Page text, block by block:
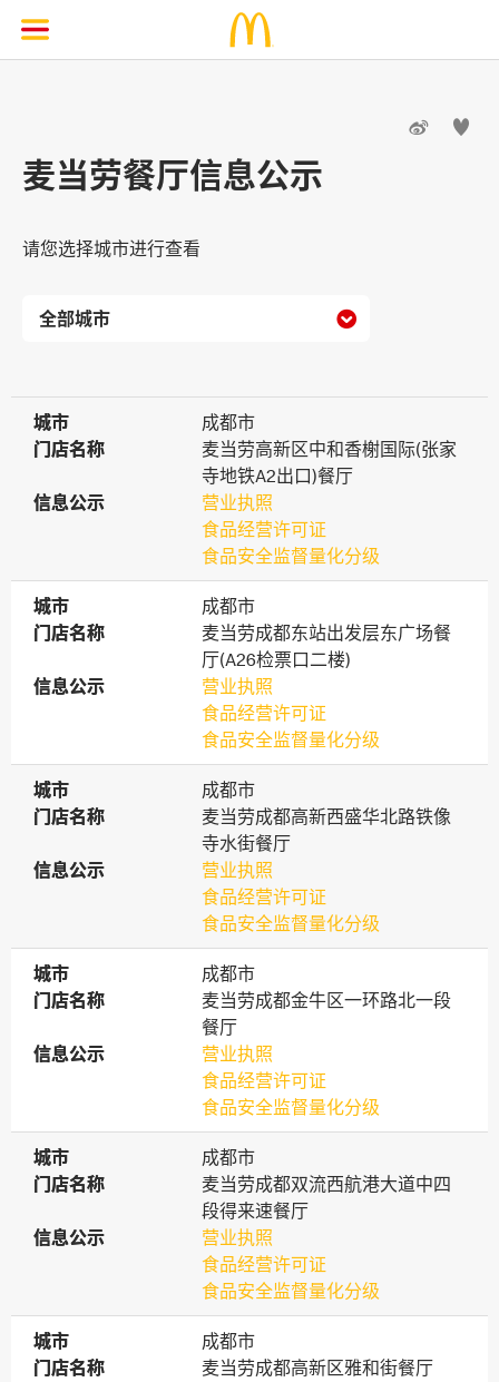
 
麦当劳餐厅信息公示
请您选择城市进行查看

城市
城市
成都市
门店名称
门店名称
麦当劳高新区中和香榭国际(张家
寺地铁A2出口)餐厅
信息公示
信息公示
营业执照
食品经营许可证
食品安全监督量化分级
城市
城市
成都市
门店名称
门店名称
麦当劳成都东站出发层东广场餐
厅(A26检票口二楼)
信息公示
信息公示
营业执照
食品经营许可证
食品安全监督量化分级
城市
城市
成都市
门店名称
门店名称
麦当劳成都高新西盛华北路铁像
寺水街餐厅
信息公示
信息公示
营业执照
食品经营许可证
食品安全监督量化分级
城市
城市
成都市
门店名称
门店名称
麦当劳成都金牛区一环路北一段
餐厅
信息公示
信息公示
营业执照
食品经营许可证
食品安全监督量化分级
城市
城市
成都市
门店名称
门店名称
麦当劳成都双流西航港大道中四
段得来速餐厅
信息公示
信息公示
营业执照
食品经营许可证
食品安全监督量化分级
城市
城市
成都市
门店名称
门店名称
麦当劳成都高新区雅和街餐厅